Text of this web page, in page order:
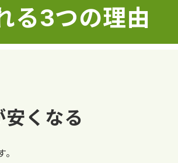
る3つの理由
くなる